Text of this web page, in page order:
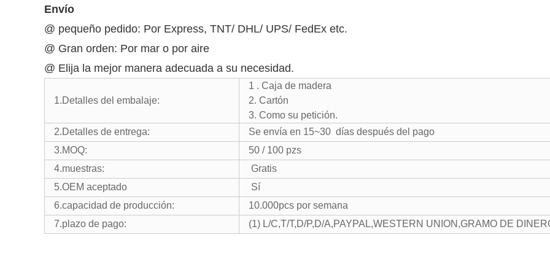
Envío
@ pequeño pedido: Por Express, TNT/ DHL/ UPS/ FedEx etc.
@ Gran orden: Por mar o por aire
@ Elija la mejor manera adecuada a su necesidad.
1.Detalles del embalaje:
1 . Caja de madera
2. Cartón
3. Como su petición.
2.Detalles de entrega:
Se envía en 15~30 días después del pago
3.MOQ:
50 / 100 pzs
4.muestras:
Gratis
5.OEM aceptado
Sí
6.capacidad de producción:
10.000pcs por semana
7.plazo de pago:
(1) L/C,T/T,D/P,D/A,PAYPAL,WESTERN UNION,GRAMO DE